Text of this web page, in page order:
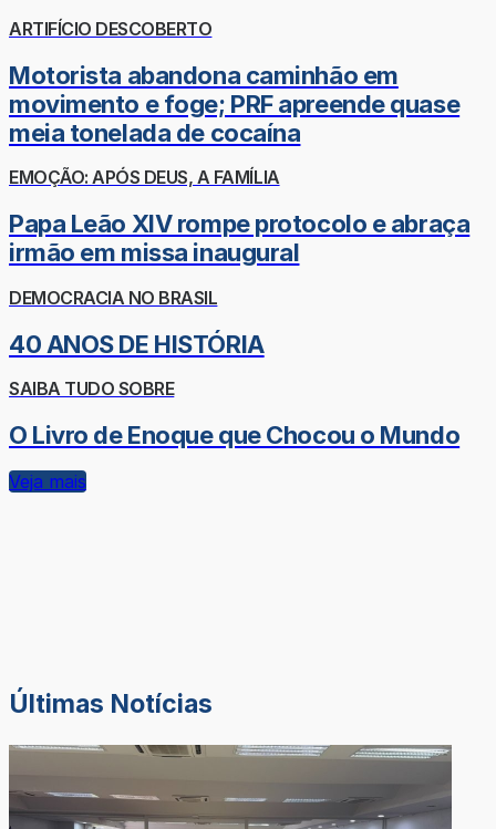
ARTIFÍCIO DESCOBERTO
Motorista abandona caminhão em
movimento e foge; PRF apreende quase
meia tonelada de cocaína
EMOÇÃO: APÓS DEUS, A FAMÍLIA
Papa Leão XIV rompe protocolo e abraça
irmão em missa inaugural
DEMOCRACIA NO BRASIL
40 ANOS DE HISTÓRIA
SAIBA TUDO SOBRE
O Livro de Enoque que Chocou o Mundo
Veja mais
Últimas Notícias